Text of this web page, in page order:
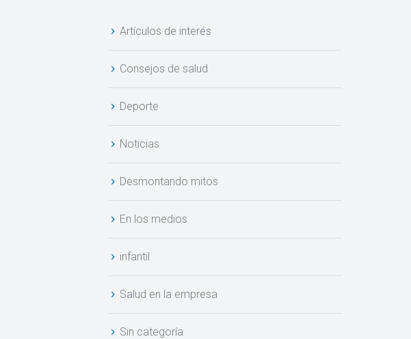
Artículos de interés
Consejos de salud
Deporte
Noticias
Desmontando mitos
En los medios
infantil
Salud en la empresa
Sin categoría